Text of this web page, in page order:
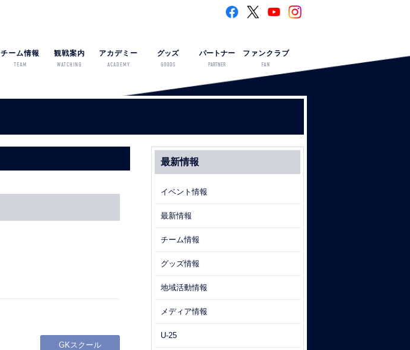
チーム情報
TEAM
観戦案内
WATCHING
アカデミー
ACADEMY
グッズ
GOODS
パートナー
PARTNER
ファンクラブ
FAN
GKスクール
最新情報
イベント情報
最新情報
チーム情報
グッズ情報
地域活動情報
メディア情報
U-25